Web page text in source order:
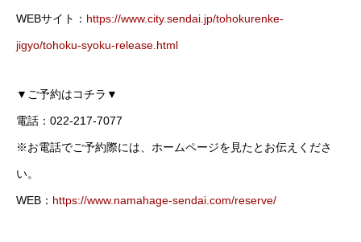
WEBサイト： https://www.city.sendai.jp/tohokurenke-
jigyo/tohoku-syoku-release.html
▼ご予約はコチラ▼
電話：022-217-7077
※お電話でご予約際には、ホームページを見たとお伝えくださ
い。
WEB： https://www.namahage-sendai.com/reserve/